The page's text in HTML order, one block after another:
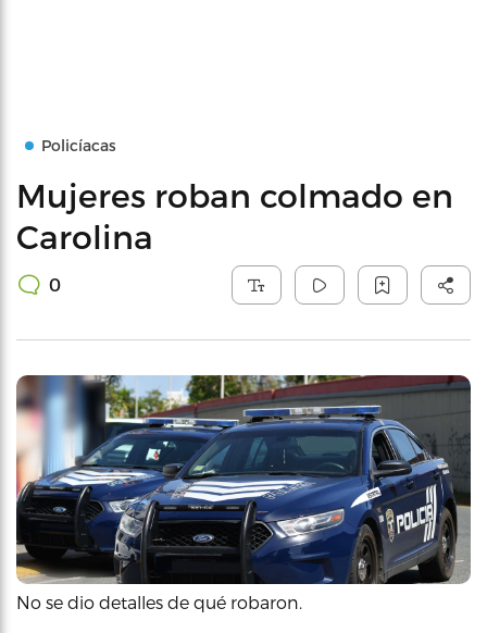
Policíacas
Mujeres roban colmado en
Carolina
0
No se dio detalles de qué robaron.